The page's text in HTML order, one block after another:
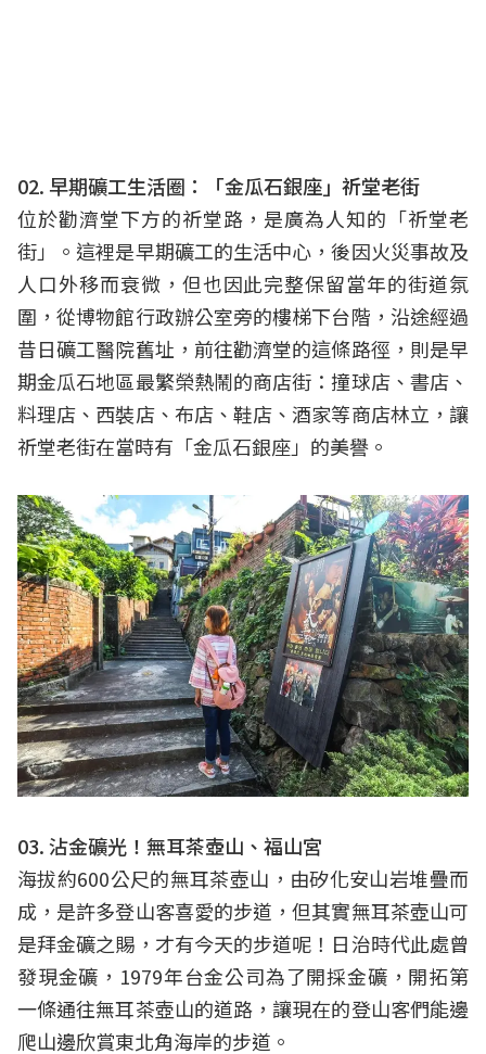
02. 早期礦工生活圈：「金瓜石銀座」祈堂老街
位於勸濟堂下方的祈堂路，是廣為人知的「祈堂老
街」。這裡是早期礦工的生活中心，後因火災事故及
人口外移而衰微，但也因此完整保留當年的街道氛
圍，從博物館行政辦公室旁的樓梯下台階，沿途經過
昔日礦工醫院舊址，前往勸濟堂的這條路徑，則是早
期金瓜石地區最繁榮熱鬧的商店街：撞球店、書店、
料理店、西裝店、布店、鞋店、酒家等商店林立，讓
祈堂老街在當時有「金瓜石銀座」的美譽。
03. 沾金礦光！無耳茶壺山、福山宮
海拔約600公尺的無耳茶壺山，由矽化安山岩堆疊而
成，是許多登山客喜愛的步道，但其實無耳茶壺山可
是拜金礦之賜，才有今天的步道呢！日治時代此處曾
發現金礦，1979年台金公司為了開採金礦，開拓第
一條通往無耳茶壺山的道路，讓現在的登山客們能邊
爬山邊欣賞東北角海岸的步道。